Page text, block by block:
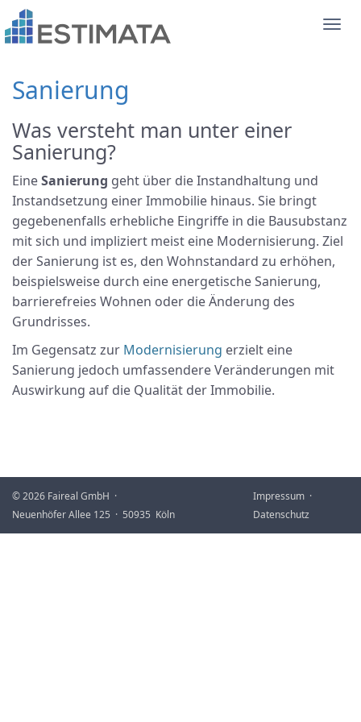
Sanierung
Was versteht man unter einer
Sanierung?
EineSanierung geht über die Instandhaltung und
Instandsetzung einer Immobilie hinaus. Sie bringt
gegebenenfalls erhebliche Eingriffe in die Bausubstanz
mit sich und impliziert meist eine Modernisierung. Ziel
der Sanierung ist es, den Wohnstandard zu erhöhen,
beispielsweise durch eine energetische Sanierung,
barrierefreies Wohnen oder die Änderung des
Grundrisses.
Im Gegensatz zur Modernisierung erzielt eine
Sanierung jedoch umfassendere Veränderungen mit
Auswirkung auf die Qualität der Immobilie.
© 2026 Faireal GmbH ·
Neuenhöfer Allee 125 · 50935 Köln
Impressum·
Datenschutz